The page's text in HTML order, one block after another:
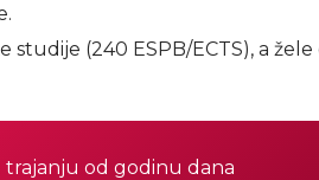
(240 ESPB/ECTS), a
od godinu dana